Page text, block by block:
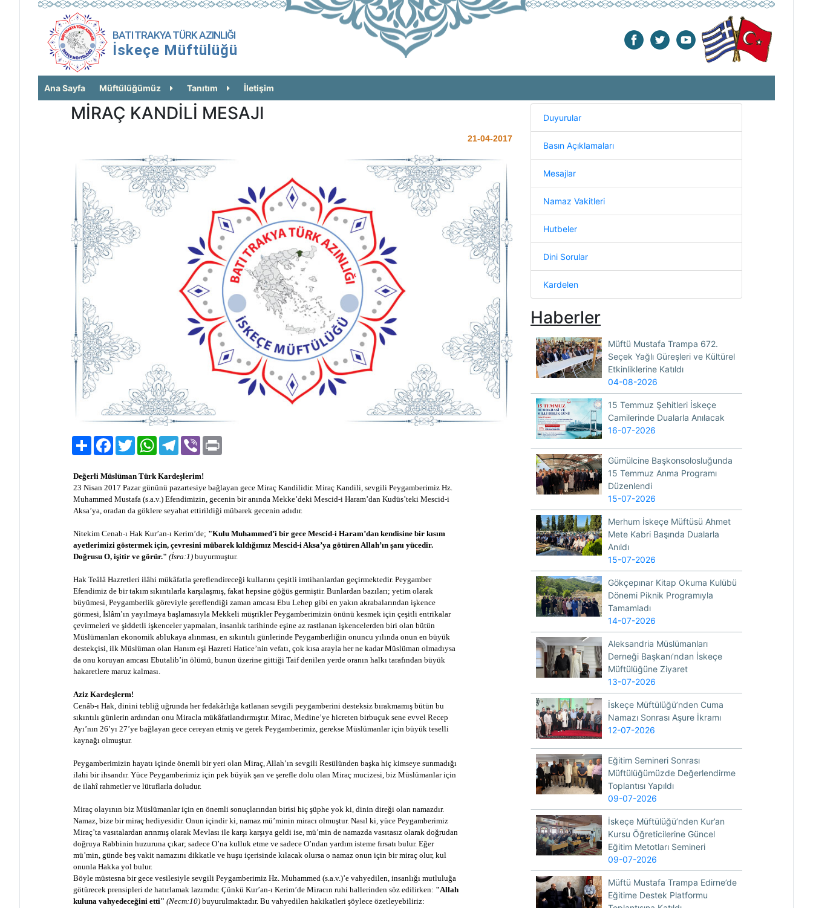
BATI TRAKYA TÜRK AZINLIĞI
İskeçe Müftülüğü
Ana Sayfa Müftülüğümüz Tanıtım İletişim
MİRAÇ KANDİLİ MESAJI
21-04-2017
PaylaşFacebook
TwitterWhatsAppTelegram
Viber
Değerli Müslüman Türk Kardeşlerim!
23 Nisan 2017 Pazar gününü pazartesiye bağlayan gece Miraç Kandilidir. Miraç Kandili, sevgili Peygamberimiz Hz.
Muhammed Mustafa (s.a.v.) Efendimizin, gecenin bir anında Mekke’deki Mescid-i Haram’dan Kudüs’teki Mescid-i
Aksa’ya, oradan da göklere seyahat ettirildiği mübarek gecenin adıdır.
Nitekim Cenab-ı Hak Kur’an-ı Kerim’de; "Kulu Muhammed’i bir gece Mescid-i Haram’dan kendisine bir kısım
ayetlerimizi göstermek için, çevresini mübarek kıldığımız Mescid-i Aksa’ya götüren Allah’ın şanı yücedir.
Doğrusu O, işitir ve görür." (İsra:1) buyurmuştur.
Hak Teâlâ Hazretleri ilâhi mükâfatla şereflendireceği kullarını çeşitli imtihanlardan geçirmektedir. Peygamber
Efendimiz de bir takım sıkıntılarla karşılaşmış, fakat hepsine göğüs germiştir. Bunlardan bazıları; yetim olarak
büyümesi, Peygamberlik göreviyle şereflendiği zaman amcası Ebu Lehep gibi en yakın akrabalarından işkence
görmesi, İslâm’ın yayılmaya başlamasıyla Mekkeli müşrikler Peygamberimizin önünü kesmek için çeşitli entrikalar
çevirmeleri ve şiddetli işkenceler yapmaları, insanlık tarihinde eşine az rastlanan işkencelerden biri olan bütün
Müslümanları ekonomik ablukaya alınması, en sıkıntılı günlerinde Peygamberliğin onuncu yılında onun en büyük
destekçisi, ilk Müslüman olan Hanım eşi Hazreti Hatice’nin vefatı, çok kısa arayla her ne kadar Müslüman olmadıysa
da onu koruyan amcası Ebutalib’in ölümü, bunun üzerine gittiği Taif denilen yerde oranın halkı tarafından büyük
hakaretlere maruz kalması.
Aziz Kardeşlerm!
Cenâb-ı Hak, dinini tebliğ uğrunda her fedakârlığa katlanan sevgili peygamberini desteksiz bırakmamış bütün bu
sıkıntılı günlerin ardından onu Miracla mükâfatlandırmıştır. Mirac, Medine’ye hicreten birbuçuk sene evvel Recep
Ayı’nın 26’yı 27’ye bağlayan gece cereyan etmiş ve gerek Peygamberimiz, gerekse Müslümanlar için büyük teselli
kaynağı olmuştur.
Peygamberimizin hayatı içinde önemli bir yeri olan Miraç, Allah’ın sevgili Resülünden başka hiç kimseye sunmadığı
ilahi bir ihsandır. Yüce Peygamberimiz için pek büyük şan ve şerefle dolu olan Miraç mucizesi, biz Müslümanlar için
de ilahî rahmetler ve lütuflarla doludur.
Miraç olayının biz Müslümanlar için en önemli sonuçlarından birisi hiç şüphe yok ki, dinin direği olan namazdır.
Namaz, bize bir miraç hediyesidir. Onun içindir ki, namaz mü’minin miracı olmuştur. Nasıl ki, yüce Peygamberimiz
Miraç’ta vasıtalardan arınmış olarak Mevlası ile karşı karşıya geldi ise, mü’min de namazda vasıtasız olarak doğrudan
doğruya Rabbinin huzuruna çıkar; sadece O’na kulluk etme ve sadece O’ndan yardım isteme fırsatı bulur. Eğer
mü’min, günde beş vakit namazını dikkatle ve huşu içerisinde kılacak olursa o namaz onun için bir miraç olur, kul
onunla Hakka yol bulur.
Böyle müstesna bir gece vesilesiyle sevgili Peygamberimiz Hz. Muhammed (s.a.v.)’e vahyedilen, insanlığı mutluluğa
götürecek prensipleri de hatırlamak lazımdır. Çünkü Kur’an-ı Kerim’de Miracın ruhi hallerinden söz edilirken: "Allah
kuluna vahyedeceğini etti" (Necm:10) buyurulmaktadır. Bu vahyedilen hakikatleri şöylece özetleyebiliriz:
Duyurular
Basın Açıklamaları
Mesajlar
Namaz Vakitleri
Hutbeler
Dini Sorular
Kardelen
Haberler
Müftü Mustafa Trampa 672.
Seçek Yağlı Güreşleri ve Kültürel
Etkinliklerine Katıldı
04-08-2026
15 Temmuz Şehitleri İskeçe
Camilerinde Dualarla Anılacak
16-07-2026
Gümülcine Başkonsolosluğunda
15 Temmuz Anma Programı
Düzenlendi
15-07-2026
Merhum İskeçe Müftüsü Ahmet
Mete Kabri Başında Dualarla
Anıldı
15-07-2026
Gökçepınar Kitap Okuma Kulübü
Dönemi Piknik Programıyla
Tamamladı
14-07-2026
Aleksandria Müslümanları
Derneği Başkanı’ndan İskeçe
Müftülüğüne Ziyaret
13-07-2026
İskeçe Müftülüğü’nden Cuma
Namazı Sonrası Aşure İkramı
12-07-2026
Eğitim Semineri Sonrası
Müftülüğümüzde Değerlendirme
Toplantısı Yapıldı
09-07-2026
İskeçe Müftülüğü’nden Kur’an
Kursu Öğreticilerine Güncel
Eğitim Metotları Semineri
09-07-2026
Müftü Mustafa Trampa Edirne’de
Eğitime Destek Platformu